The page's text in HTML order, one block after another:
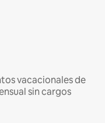
vacacionales de
sin cargos